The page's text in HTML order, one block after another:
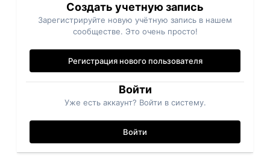
Создать учетную запись
Зарегистрируйте новую учётную запись в нашем
сообществе. Это очень просто!
Регистрация нового пользователя
Войти
Уже есть аккаунт? Войти в систему.
Войти